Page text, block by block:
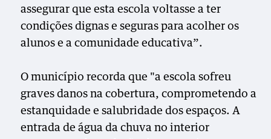
assegurar que esta escola voltasse a ter
condições dignas e seguras para acolher os
alunos e a comunidade educativa”.
O município recorda que "a escola sofreu
graves danos na cobertura, comprometendo a
estanquidade e salubridade dos espaços. A
entrada de água da chuva no interior